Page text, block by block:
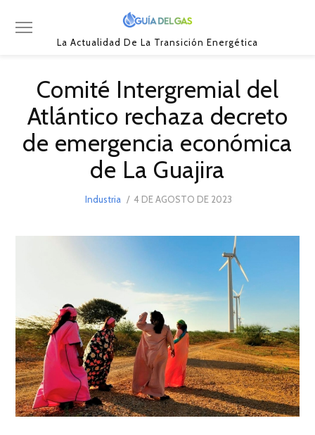
La Actualidad De La Transición Energética
Comité Intergremial del
Atlántico rechaza decreto
de emergencia económica
de La Guajira
Industria
POSTED
4 DE AGOSTO DE 2023